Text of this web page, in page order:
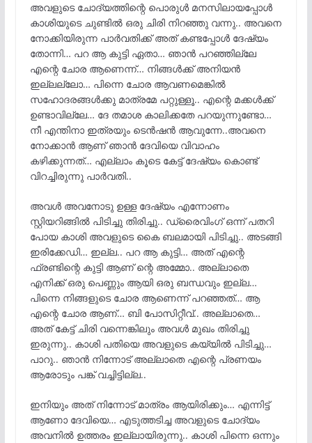
അവളുടെ ചോദ്യത്തിന്റെ പൊരുൾ മനസിലായപ്പോൾ
കാശിയുടെ ചുണ്ടിൽ ഒരു ചിരി നിറഞ്ഞു വന്നു.. അവനെ
നോക്കിയിരുന്ന പാർവതിക്ക് അത് കണ്ടപ്പോൾ ദേഷ്യം
തോന്നി… പറ ആ കുട്ടി ഏതാ… ഞാൻ പറഞ്ഞില്ലേ
എന്റെ ചോര ആണെന്ന്… നിങ്ങൾക്ക് അനിയൻ
ഇല്ലല്ലോ… പിന്നെ ചോര ആവണമെങ്കിൽ
സഹോദരങ്ങൾക്കു മാത്രമേ പറ്റുള്ളൂ.. എന്റെ മക്കൾക്ക്
ഉണ്ടാവില്ലേ… ദേ തമാശ കാലിക്കതേ പറയുന്നുണ്ടോ…
നീ എന്തിനാ ഇത്രയും ടെൻഷൻ ആവുന്നേ..അവനെ
നോക്കാൻ ആണ് ഞാൻ ദേവിയെ വിവാഹം
കഴിക്കുന്നത്… എല്ലാം കൂടെ കേട്ട് ദേഷ്യം കൊണ്ട്
വിറച്ചിരുന്നു പാർവതി..
അവൾ അവനോടു ഉള്ള ദേഷ്യം എന്നോണം
സ്റ്റിയറിങ്ങിൽ പിടിച്ചു തിരിച്ചു.. ഡ്രൈവിംഗ് ഒന്ന് പതറി
പോയ കാശി അവളുടെ കൈ ബലമായി പിടിച്ചു.. അടങ്ങി
ഇരിക്കേഡി… ഇല്ല.. പറ ആ കുട്ടി… അത് എന്റെ
ഫ്രണ്ടിന്റെ കുട്ടി ആണ് ന്റെ അമ്മോ.. അല്ലാതെ
എനിക്ക് ഒരു പെണ്ണും ആയി ഒരു ബന്ധവും ഇല്ല…
പിന്നെ നിങ്ങളുടെ ചോര ആണെന്ന് പറഞ്ഞത്… ആ
എന്റെ ചോര ആണ്… ബി പോസിറ്റീവ്.. അല്ലാതെ…
അത് കേട്ട് ചിരി വന്നെങ്കിലും അവൾ മുഖം തിരിച്ചു
ഇരുന്നു.. കാശി പതിയെ അവളുടെ കയ്യിൽ പിടിച്ചു…
പാറു.. ഞാൻ നിന്നോട് അല്ലാതെ എന്റെ പ്രണയം
ആരോടും പങ്ക് വച്ചിട്ടില്ല..
ഇനിയും അത് നിന്നോട് മാത്രം ആയിരിക്കും… എന്നിട്ട്
ആണോ ദേവിയെ… എടുത്തടിച്ച അവളുടെ ചോദ്യം
അവനിൽ ഉത്തരം ഇല്ലായിരുന്നു.. കാശി പിന്നെ ഒന്നും